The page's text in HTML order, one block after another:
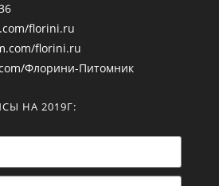
florini.ru
florini.ru
Флорини-Питомник
НА 2019Г: